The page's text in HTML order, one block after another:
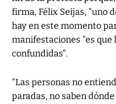
firma, Félix Seijas, "uno
hay en este momento
manifestaciones "es que
confundidas".
"Las personas no
paradas, no saben